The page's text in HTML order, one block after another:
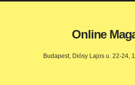
Online
Budapest, Diósy Lajos u. 22-24,